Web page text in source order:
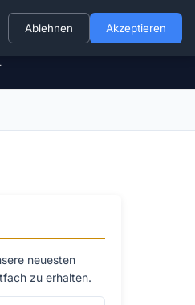
neuesten
zu erhalten.
Ablehnen Akzeptieren